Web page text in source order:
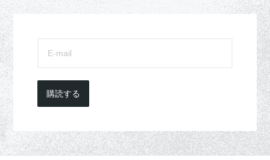
購読する